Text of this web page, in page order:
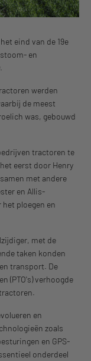
eind van de 19e
en
werden
de meest
was, gebouwd
tractoren te
eerst door Henry
met andere
en Allis-
ploegen en
met de
taken konden
transport. De
(PTO's) verhoogde
en
zoals
en GPS-
onderdeel